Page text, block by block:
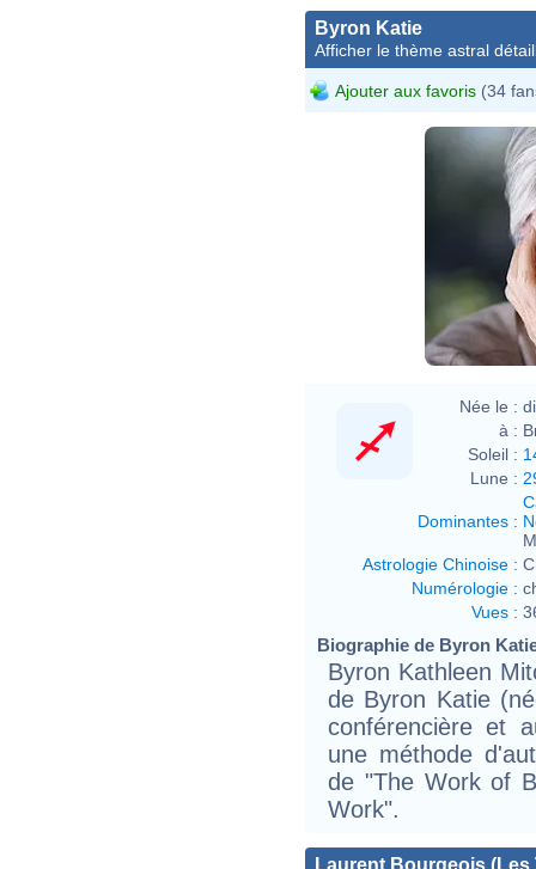
Byron Katie
Afficher le thème astral
Ajouter aux favoris (34
Née le :
à :
Soleil :
Lune :
Dominantes :
Astrologie Chinoise :
Numérologie :
Vues :
Biographie de Byron
Byron Kathleen
de Byron Katie
conférencière et
une méthode
de "The Work of
Work".
Laurent Bourgeois (Les